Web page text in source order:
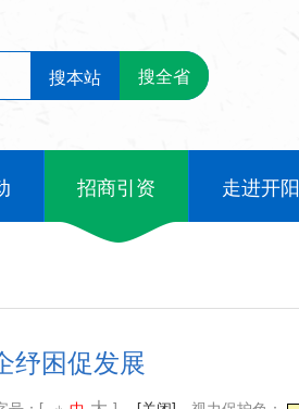
搜本站 搜全省
招商引资 走进开阳
纾困促发展